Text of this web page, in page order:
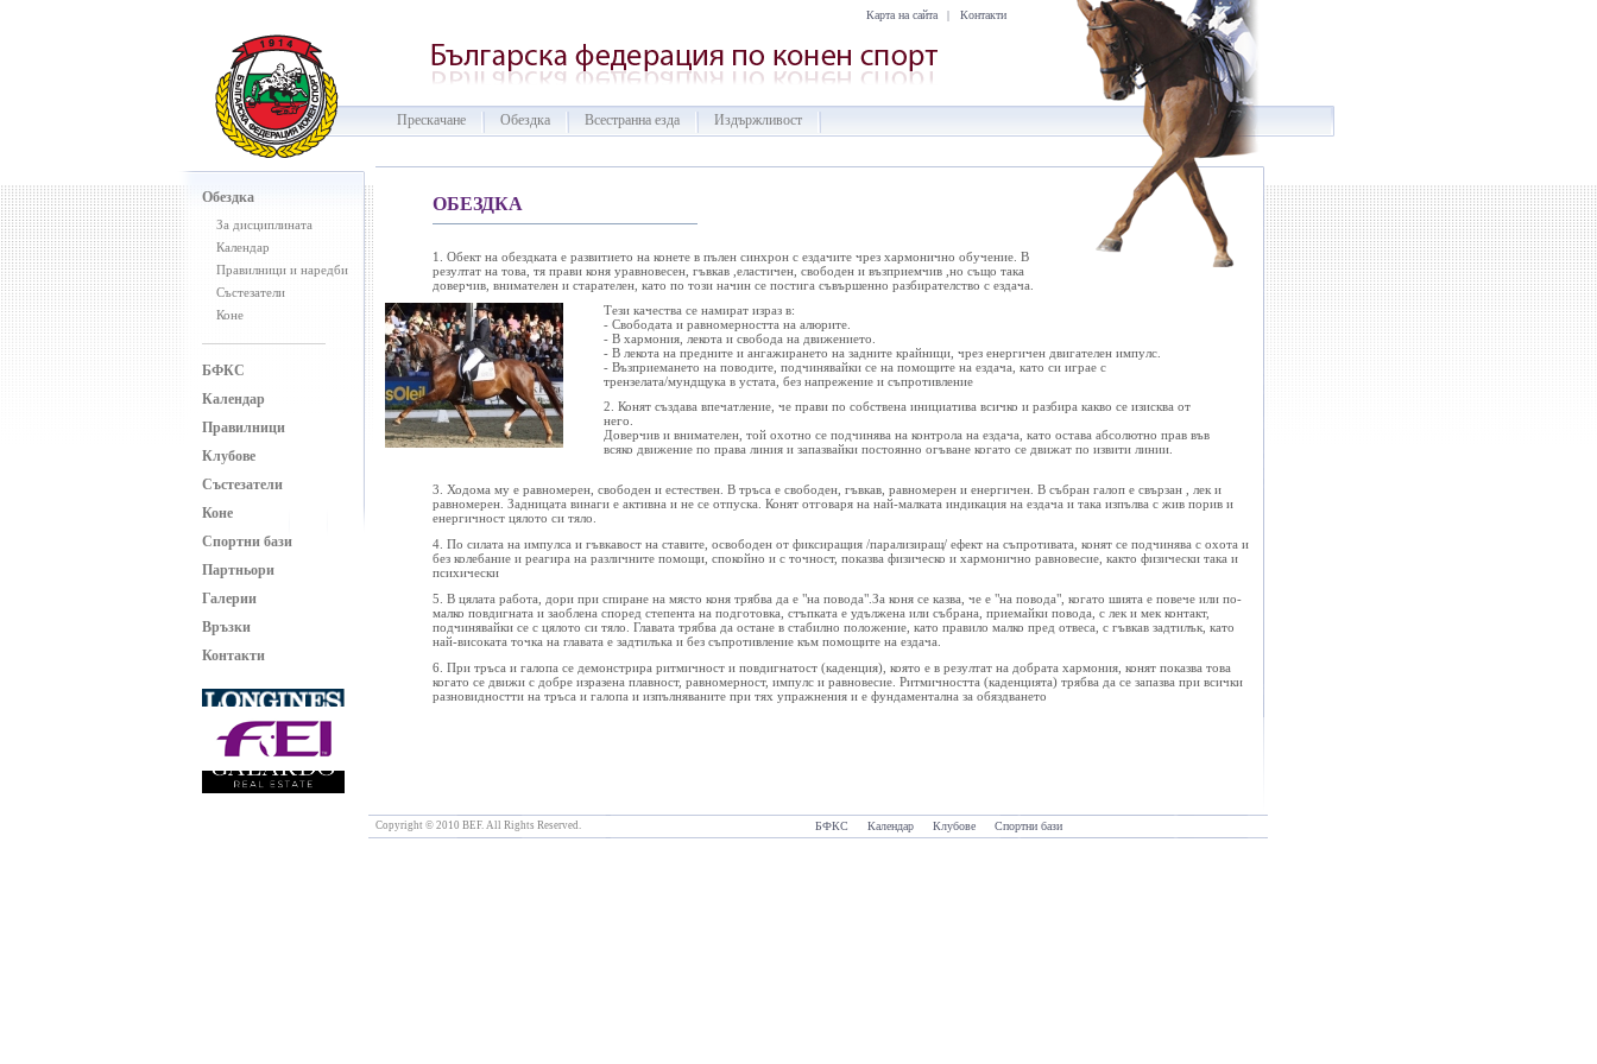
Карта на сайта | Контакти
Прескачане Обездка Всестранна езда Издържливост
Обездка
За дисциплината
Календар
Правилници и наредби
Състезатели
Коне
БФКС
Календар
Правилници
Клубове
Състезатели
Коне
Спортни бази
Партньори
Галерии
Връзки
Контакти
ОБЕЗДКА
1. Обект на обездката е развитието на конете в пълен синхрон с ездачите чрез хармонично обучение. В
резултат на това, тя прави коня уравновесен, гъвкав ,еластичен, свободен и възприемчив ,но също така
доверчив, внимателен и старателен, като по този начин се постига съвършенно разбирателство с ездача.
	трензелата/мундщука в устата, без напрежение и съпротивление
3. Ходома му е равномерен, свободен и естествен. В тръса е свободен, гъвкав, равномерен и енергичен. В събран галоп е свързан , лек и
равномерен. Задницата винаги е активна и не се отпуска. Конят отговаря на най-малката индикация на ездача и така изпълва с жив порив и
енергичност цялото си тяло.
4. По силата на импулса и гъвкавост на ставите, освободен от фиксиращия /парализиращ/ ефект на съпротивата, конят се подчинява с охота и
без колебание и реагира на различните помощи, спокойно и с точност, показва физическо и хармонично равновесие, както физически така и
психически
5. В цялата работа, дори при спиране на място коня трябва да е "на повода".За коня се казва, че е "на повода", когато шията е повече или по-
малко повдигната и заоблена според степента на подготовка, стъпката е удължена или събрана, приемайки повода, с лек и мек контакт,
подчинявайки се с цялото си тяло. Главата трябва да остане в стабилно положение, като правило малко пред отвеса, с гъвкав задтилък, като
най-високата точка на главата е задтилъка и без съпротивление към помощите на ездача.
6. При тръса и галопа се демонстрира ритмичност и повдигнатост (каденция), която е в резултат на добрата хармония, конят показва това
когато се движи с добре изразена плавност, равномерност, импулс и равновесие. Ритмичността (каденцията) трябва да се запазва при всички
разновидностти на тръса и галопа и изпълняваните при тях упражнения и е фундаментална за обяздването
Copyright © 2010 BEF. All Rights Reserved. БФКС Календар Клубове Спортни бази